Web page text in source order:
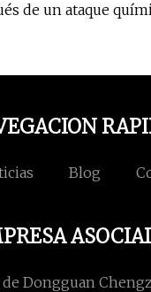
de un ataque
Blog
de Dongguan